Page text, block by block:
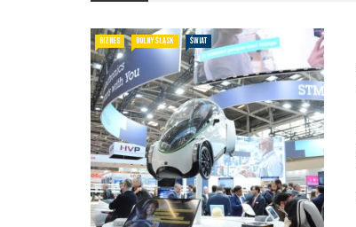
BIZNES DOLNY ŚLĄSK ŚWIAT